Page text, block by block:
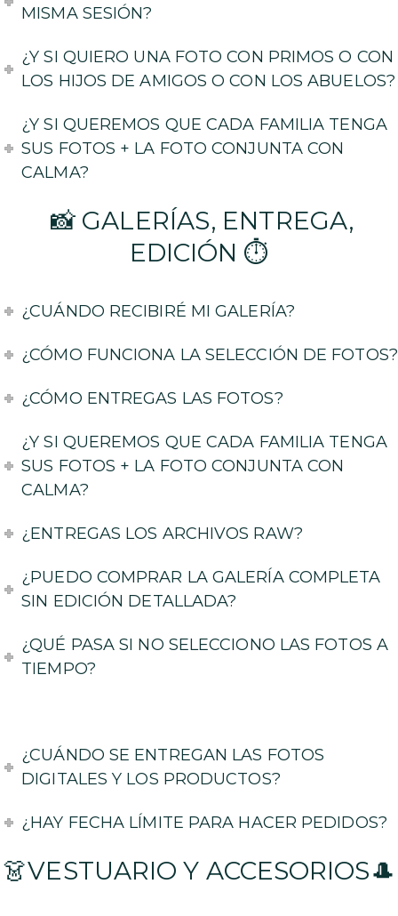
MISMA SESIÓN?
¿Y SI QUIERO UNA FOTO CON PRIMOS O CON
LOS HIJOS DE AMIGOS O CON LOS ABUELOS?
¿Y SI QUEREMOS QUE CADA FAMILIA TENGA
SUS FOTOS + LA FOTO CONJUNTA CON
CALMA?
📸 GALERÍAS, ENTREGA,
EDICIÓN ⏱️
¿CUÁNDO RECIBIRÉ MI GALERÍA?
¿CÓMO FUNCIONA LA SELECCIÓN DE FOTOS?
¿CÓMO ENTREGAS LAS FOTOS?
¿Y SI QUEREMOS QUE CADA FAMILIA TENGA
SUS FOTOS + LA FOTO CONJUNTA CON
CALMA?
¿ENTREGAS LOS ARCHIVOS RAW?
¿PUEDO COMPRAR LA GALERÍA COMPLETA
SIN EDICIÓN DETALLADA?
¿QUÉ PASA SI NO SELECCIONO LAS FOTOS A
TIEMPO?
¿CUÁNDO SE ENTREGAN LAS FOTOS
DIGITALES Y LOS PRODUCTOS?
¿HAY FECHA LÍMITE PARA HACER PEDIDOS?
👗VESTUARIO Y ACCESORIOS🎩